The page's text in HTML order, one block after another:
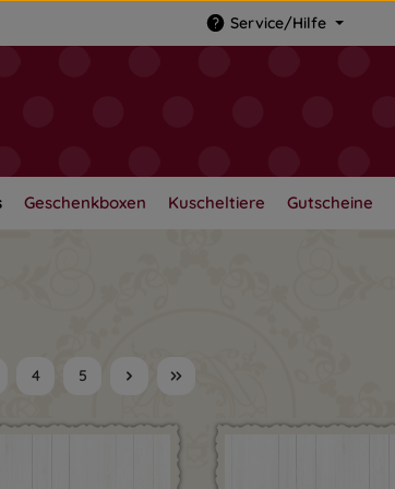
Service/Hilfe
Geschenkboxen Kuscheltiere Gutscheine
Seite
4 Seite
5